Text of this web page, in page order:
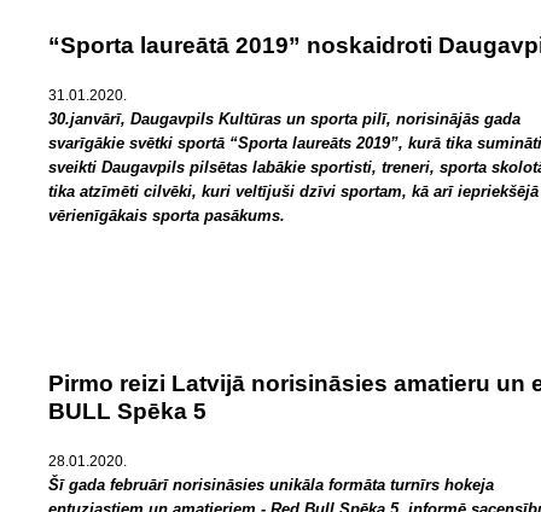
“Sporta laureātā 2019” noskaidroti
31.01.2020.
30.janvārī, Daugavpils Kultūras un sporta pilī, norisinājās gada
svarīgākie svētki sportā “Sporta laureāts 2019”, kurā tika
sveikti Daugavpils pilsētas labākie sportisti, treneri, sporta
tika atzīmēti cilvēki, kuri veltījuši dzīvi sportam, kā arī iepriekšējā
vērienīgākais sporta pasākums.
Pirmo reizi Latvijā norisināsies amatieru un
BULL Spēka 5
28.01.2020.
Šī gada februārī norisināsies unikāla formāta turnīrs hokeja